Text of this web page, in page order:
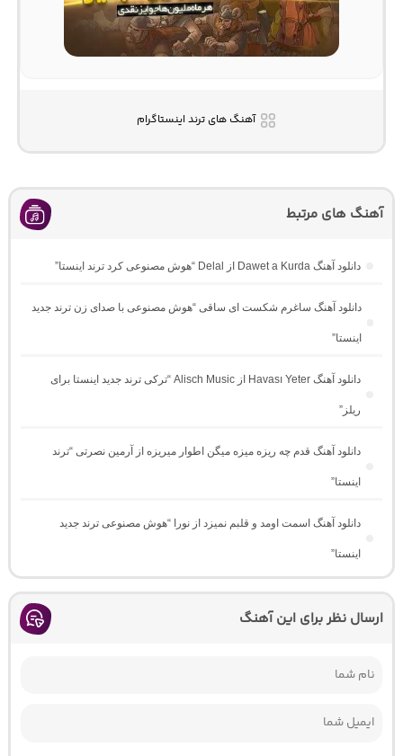
آهنگ های ترند اینستاگرام
آهنگ های مرتبط
دانلود آهنگ Dawet a Kurda از Delal “هوش مصنوعی کرد ترند اینستا”
دانلود آهنگ ساغرم شکست ای ساقی “هوش مصنوعی با صدای زن ترند جدید
اینستا”
دانلود آهنگ Havası Yeter از Alisch Music “ترکی ترند جدید اینستا برای
ریلز”
دانلود آهنگ ﻗﺪم ﭼﻪ رﻳﺰه ﻣﻴﺰه ﻣﻴﮕﻦ اﻃﻮار ﻣﻴﺮﻳﺰه از آرمین نصرتی “ترند
اینستا”
دانلود آهنگ اسمت اومد و قلبم نمیزد از نورا “هوش مصنوعی ترند جدید
اینستا”
ارسال نظر برای این آهنگ